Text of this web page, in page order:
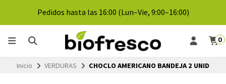
Pedidos hasta las 16:00 (Lun–Vie, 9:00–16:00)
0
Inicio VERDURAS CHOCLO AMERICANO BANDEJA 2 UNID